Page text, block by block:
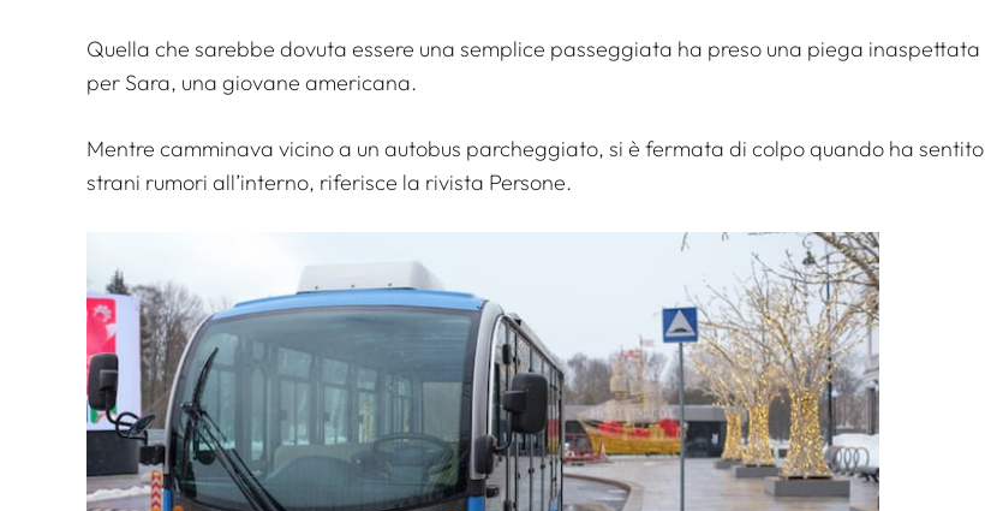
Quella che sarebbe dovuta essere una semplice passeggiata ha preso una piega inaspettata
per Sara, una giovane americana.
Mentre camminava vicino a un autobus parcheggiato, si è fermata di colpo quando ha sentito
strani rumori all’interno, riferisce la rivista Persone.